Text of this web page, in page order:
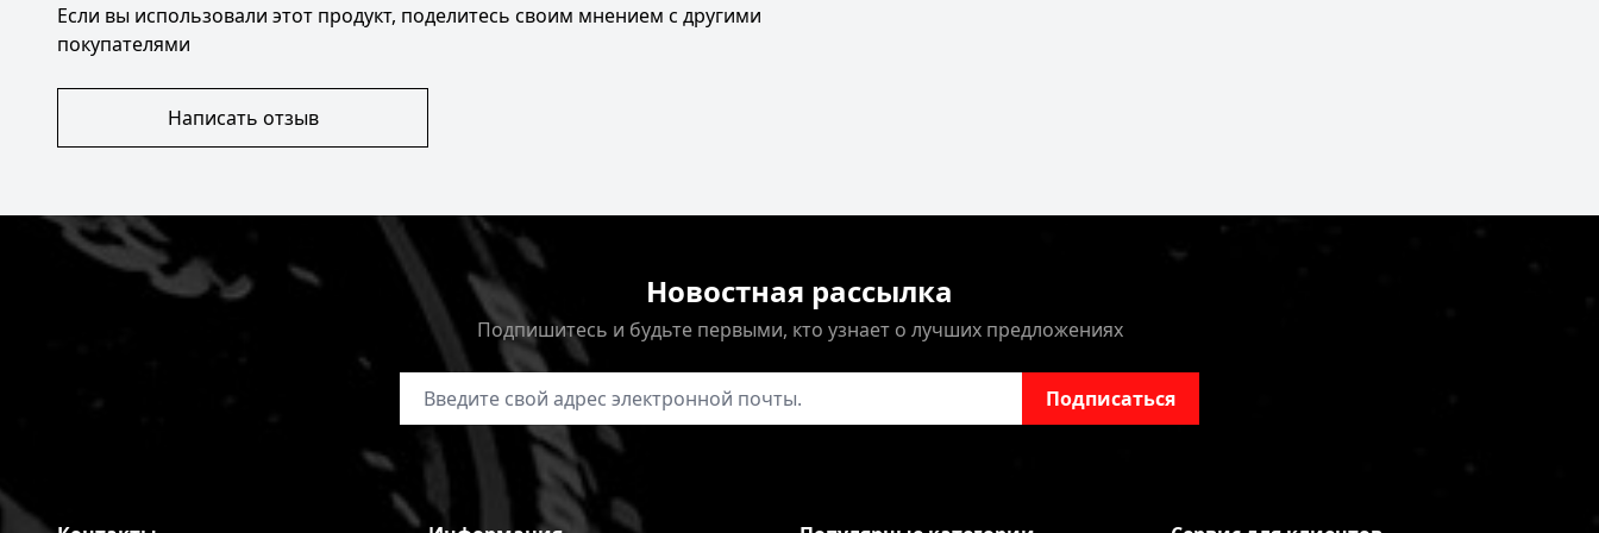
Если вы использовали этот продукт, поделитесь своим мнением с другими
покупателями
Написать отзыв
Новостная рассылка
Подпишитесь и будьте первыми, кто узнает о лучших предложениях
Адрес электронной почты Подписаться